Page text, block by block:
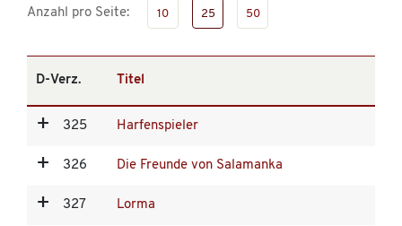
Anzahl pro Seite: 10 25 50
D-Verz. Titel
325 Harfenspieler
326 Die Freunde von Salamanka
327 Lorma